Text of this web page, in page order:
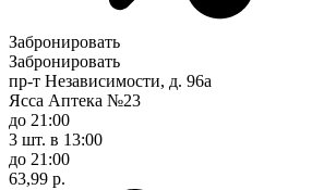
Забронировать
Забронировать
пр-т Независимости, д. 96а
Ясса Аптека №23
до 21:00
3 шт. в 13:00
до 21:00
63,99 р.